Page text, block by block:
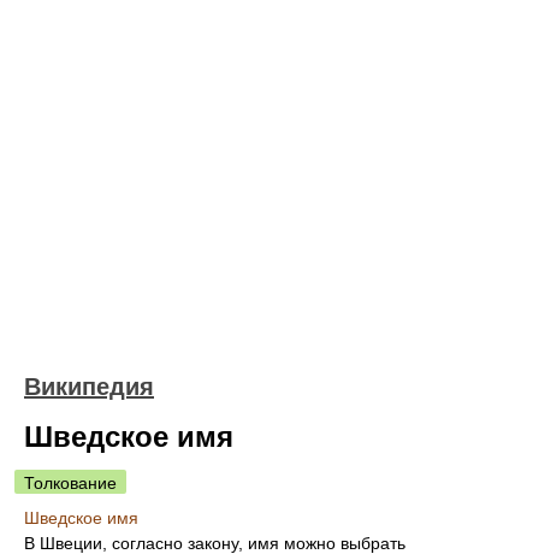
Википедия
Шведское имя
Толкование
Шведское имя
В Швеции, согласно закону, имя можно выбрать